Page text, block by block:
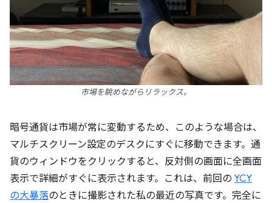
市場を眺めながらリラックス。
暗号通貨は市場が常に変動するため、このような場合は、
マルチスクリーン設定のデスクにすぐに移動できます。通
貨のウィンドウをクリックすると、反対側の画面に全画面
表示で詳細がすぐに表示されます。これは、前回の YCY
の大暴落のときに撮影された私の最近の写真です。完全に